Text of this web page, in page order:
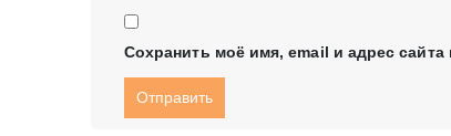
Сохранить моё имя, email и адрес